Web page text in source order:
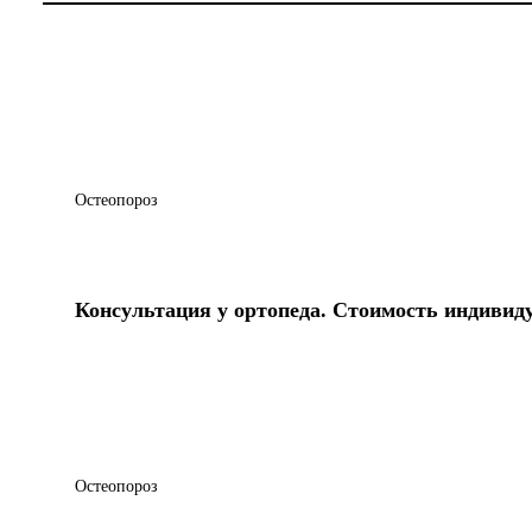
Остеопороз
Консультация у ортопеда. Стоимость
Остеопороз